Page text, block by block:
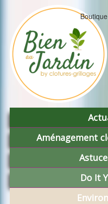
Aménagement
Do It